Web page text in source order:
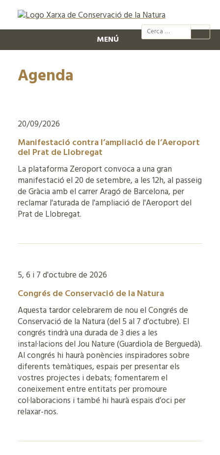
@xcn.cat
MENÚ
Agenda
20/09/2026
Manifestació contra l’ampliació de l’Aeroport
del Prat de Llobregat
La plataforma Zeroport convoca a una gran
manifestació el 20 de setembre, a les 12h, al passeig
de Gràcia amb el carrer Aragó de Barcelona, per
reclamar l'aturada de l'ampliació de l'Aeroport del
Prat de Llobregat.
5, 6 i 7 d'octubre de 2026
Congrés de Conservació de la Natura
Aquesta tardor celebrarem de nou el Congrés de
Conservació de la Natura (del 5 al 7 d’octubre). El
congrés tindrà una durada de 3 dies a les
instal·lacions del Jou Nature (Guardiola de Berguedà).
Al congrés hi haurà ponències inspiradores sobre
diferents temàtiques, espais per presentar els
vostres projectes i debats; fomentarem el
coneixement entre entitats per promoure
col·laboracions i també hi haurà espais d’oci per
relaxar-nos.